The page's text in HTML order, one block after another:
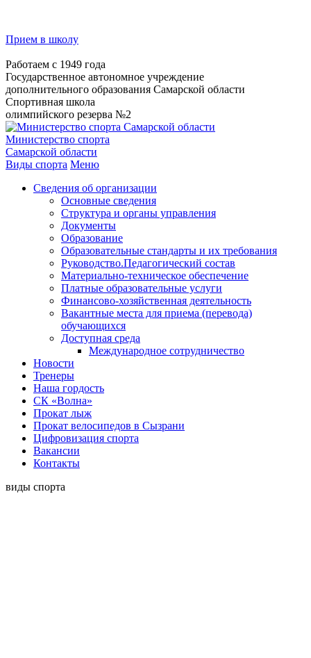
Прием в школу
Работаем с 1949 года
Государственное автономное учреждение
дополнительного образования Самарской области
Спортивная школа
олимпийского резерва №2
Министерство спорта
Самарской области
Виды спорта Меню
Сведения об организации
Основные сведения
Структура и органы управления
Документы
Образование
Образовательные стандарты и их требования
Руководство.Педагогический состав
Материально-техническое обеспечение
Платные образовательные услуги
Финансово-хозяйственная деятельность
Вакантные места для приема (перевода)
обучающихся
Доступная среда
Международное сотрудничество
Новости
Тренеры
Наша гордость
СК «Волна»
Прокат лыж
Прокат велосипедов в Сызрани
Цифровизация спорта
Вакансии
Контакты
виды спорта